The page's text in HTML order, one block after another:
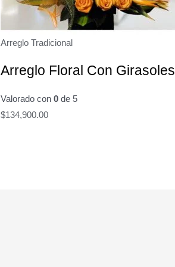
Arreglo Tradicional
Arreglo Floral Con Girasoles
Valorado con 0 de 5
$134,900.00